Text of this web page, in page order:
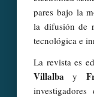
pares bajo la
la difusión de
tecnológica e
La revista es
Villalba y